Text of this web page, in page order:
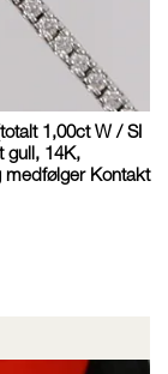
1,00ct W / SI
gull, 14K,
medfølger Kontakt